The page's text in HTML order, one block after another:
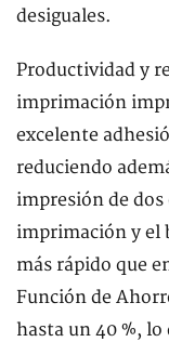
desiguales.
Productividad y
imprimación
excelente
reduciendo
impresión de
imprimación y el
más rápido que
Función de
hasta un 40 %,